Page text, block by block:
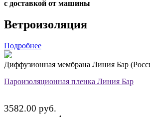
с доставкой от машины
Ветроизоляция
Подробнее
Диффузионная мембрана Линия Бар
Пароизоляционная пленка Линия Бар
3582.00 руб.